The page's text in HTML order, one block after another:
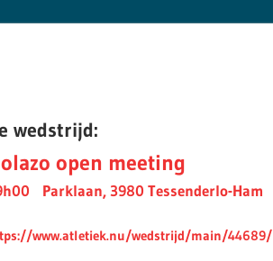
wedstrijd:
open meeting
Parklaan, 3980 Tessenderlo-Ham
www.atletiek.nu/wedstrijd/main/44689/